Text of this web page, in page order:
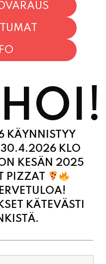
KÄYNNISTYY
30.4.2026 KLO
KESÄN 2025
PIZZAT
KÄTEVÄSTI